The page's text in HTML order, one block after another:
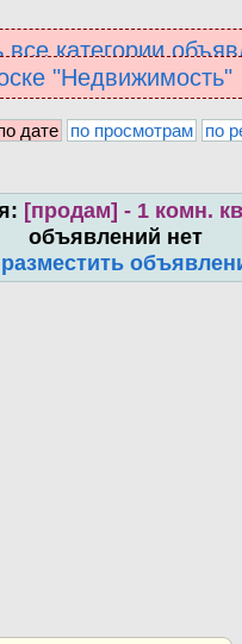
все категории
"Недвижимость"
дате по просмотрам
по
[продам] - 1 комн.
объявлений нет
разместить